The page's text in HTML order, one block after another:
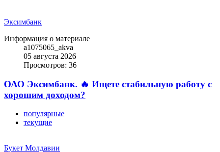
Эксимбанк
Информация о материале
a1075065_akva
05 августа 2026
Просмотров: 36
ОАО Эксимбанк. 🔥 Ищете стабильную работу с
хорошим доходом?
популярные
текущие
Букет Молдавии